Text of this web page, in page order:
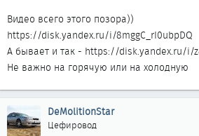
Видео всего этого позора))
https://disk.yandex.ru/i/8mggC_rI0ubpDQ
А бывает и так - https://disk.yandex.ru/i/
Не важно на горячую или на холодную
DeMolitionStar
Цефировод